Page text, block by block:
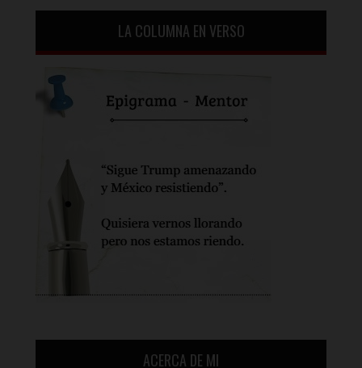
LA COLUMNA EN VERSO
ACERCA DE MI